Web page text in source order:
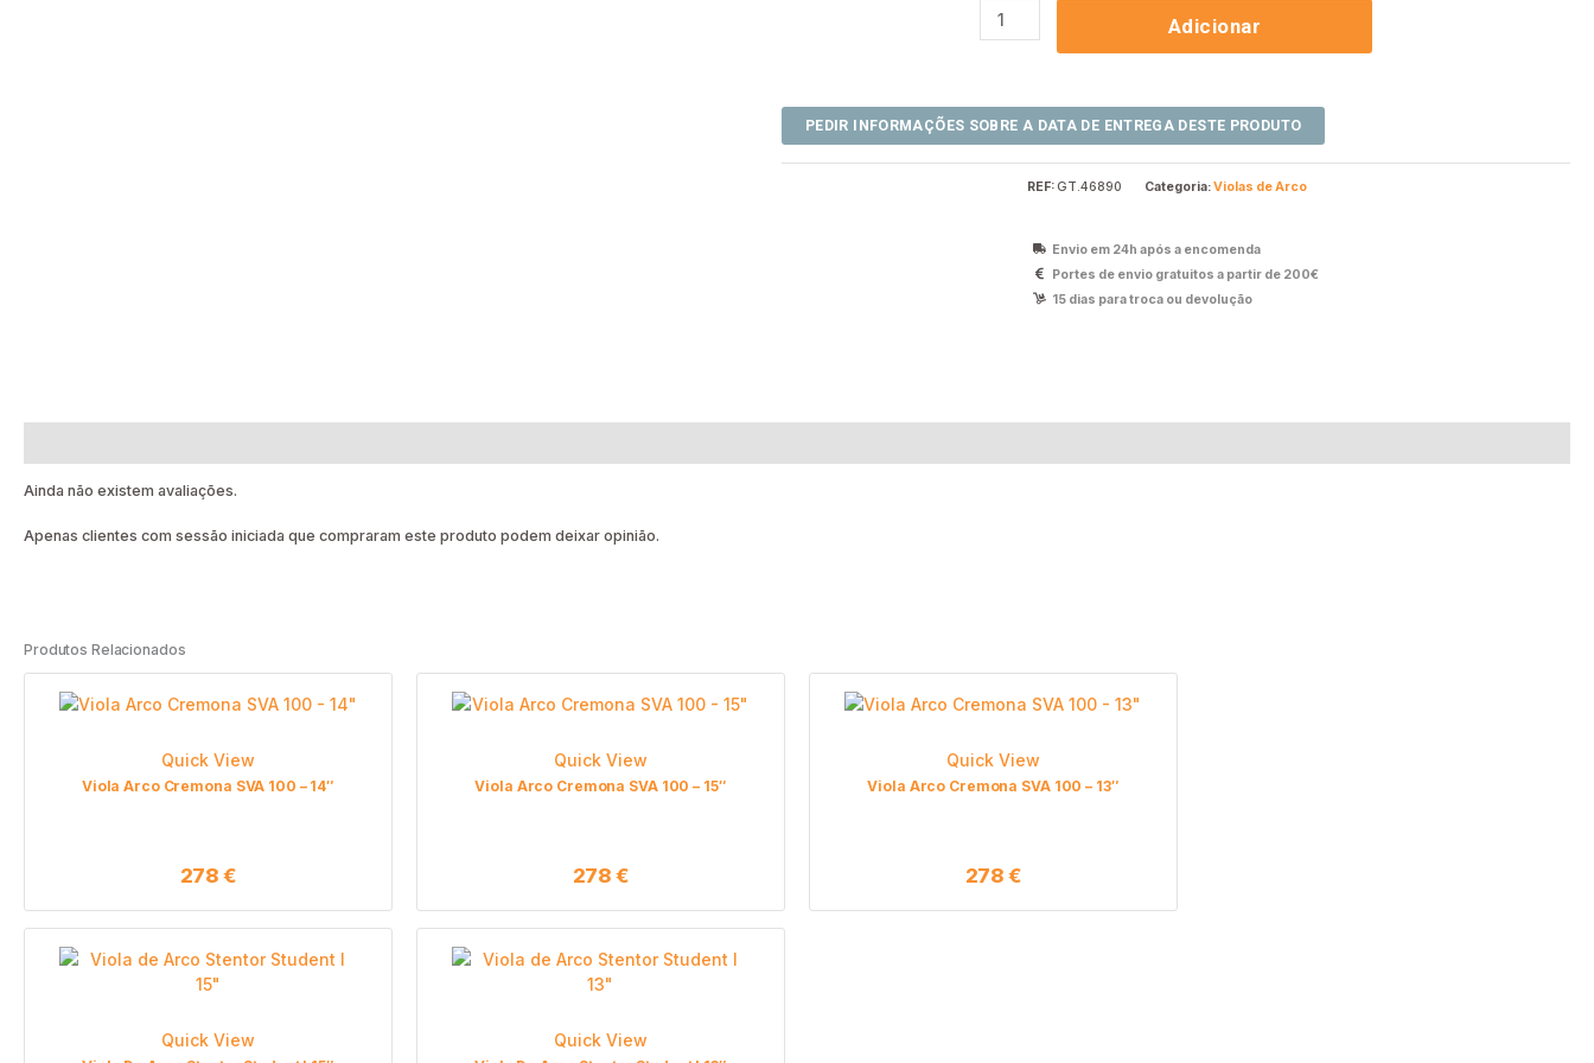
Adicionar
REF: GT.46890 Categoria:Violas de Arco
Envio em 24h após a encomenda
Portes de envio gratuitos a partir de 200€
15 dias para troca ou devolução
Ainda não existem avaliações.
Apenas clientes com sessão iniciada que compraram este produto podem deixar opinião.
Produtos Relacionados
Quick View
Viola Arco Cremona SVA 100 – 14″
278 €
Quick View
Viola Arco Cremona SVA 100 – 15″
278 €
Quick View
Viola Arco Cremona SVA 100 – 13″
278 €
Quick View Quick View